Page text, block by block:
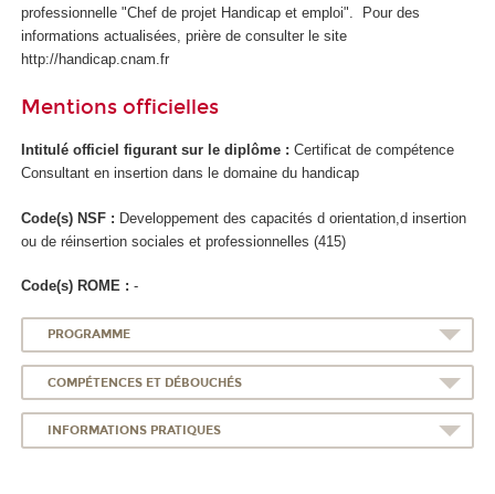
professionnelle "Chef de projet Handicap et emploi". Pour des
informations actualisées, prière de consulter le site
http://handicap.cnam.fr
Mentions officielles
Intitulé officiel figurant sur le diplôme : Certificat de compétence
Consultant en insertion dans le domaine du handicap
Code(s) NSF : Developpement des capacités d orientation,d insertion
ou de réinsertion sociales et professionnelles (415)
Code(s) ROME : -
PROGRAMME
COMPÉTENCES ET DÉBOUCHÉS
INFORMATIONS PRATIQUES